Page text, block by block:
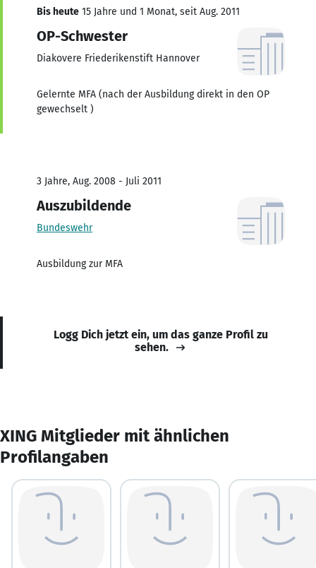
Bis heute 15 Jahre und 1 Monat, seit Aug. 2011
OP-Schwester
Diakovere Friederikenstift Hannover
Gelernte MFA (nach der Ausbildung direkt in den OP
gewechselt )
3 Jahre, Aug. 2008 - Juli 2011
Auszubildende
Bundeswehr
Ausbildung zur MFA
Logg Dich jetzt ein, um das ganze Profil zu
sehen.
XING Mitglieder mit ähnlichen
Profilangaben